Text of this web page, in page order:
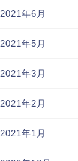
2021年6月
2021年5月
2021年3月
2021年2月
2021年1月